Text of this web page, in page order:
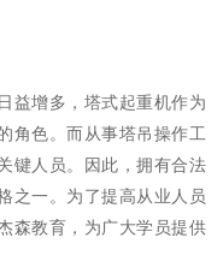
益增多，塔式起重机作为
角色。而从事塔吊操作工
键人员。因此，拥有合法
之一。为了提高从业人员
森教育，为广大学员提供